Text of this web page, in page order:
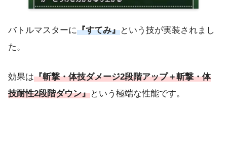
バトルマスターに『すてみ』という技が実装されまし
た。
効果は『斬撃・体技ダメージ2段階アップ＋斬撃・体
技耐性2段階ダウン』という極端な性能です。